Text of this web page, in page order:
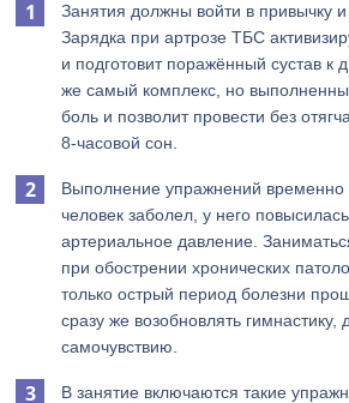
Занятия должны войти в привычку
Зарядка при артрозе ТБС
и подготовит поражённый сустав к
же самый комплекс, но
боль и позволит провести без
8-часовой сон.
Выполнение упражнений временно
человек заболел, у него
артериальное давление.
при обострении хронических
только острый период болезни
сразу же возобновлять гимнастику,
самочувствию.
В занятие включаются такие